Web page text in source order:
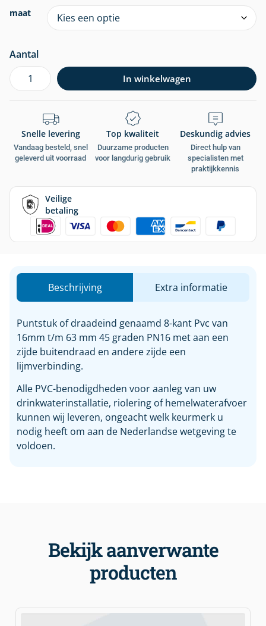
maat
Aantal
In winkelwagen
Snelle levering
Vandaag besteld, snel
geleverd uit voorraad
Top kwaliteit
Duurzame producten
voor langdurig gebruik
Deskundig advies
Direct hulp van
specialisten met
praktijkkennis
Veilige
betaling
Beschrijving Extra informatie
Puntstuk of draadeind genaamd 8-kant Pvc van
16mm t/m 63 mm 45 graden PN16 met aan een
zijde buitendraad en andere zijde een
lijmverbinding.
Alle PVC-benodigdheden voor aanleg van uw
drinkwaterinstallatie, riolering of hemelwaterafvoer
kunnen wij leveren, ongeacht welk keurmerk u
nodig heeft om aan de Nederlandse wetgeving te
voldoen.
Bekijk aanverwante
producten